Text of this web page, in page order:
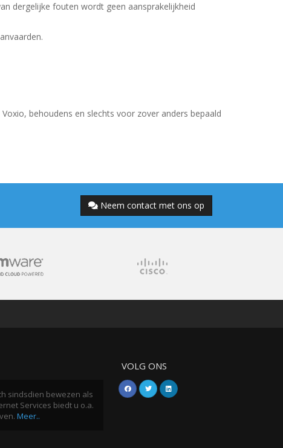
dergelijke fouten wordt geen aansprakelijkheid
behoudens en slechts voor zover anders bepaald
Neem contact met ons op
sindsdien bewezen als
Services biedt u o.a.
Meer..
VOLG ONS